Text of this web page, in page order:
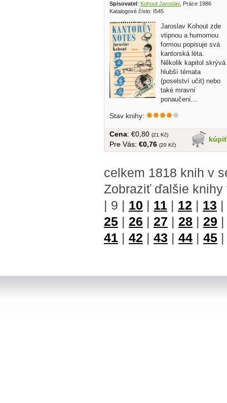
Spisovatel : Kohout Jaroslav, Práce 1986
Katalogové číslo: I545
Jaroslav Kohout zde
vtipnou a humornou
formou popisuje svá
kantorská léta.
Několik kapitol skrývá
hlubší témata
(poselství učit) nebo
také mravní
ponaučení...
Stav knihy:
kúpiť
Cena: €0,80 (21 Kč)
Pre Vás: €0,76 (20 Kč)
celkem 1818 knih v
Zobraziť ďalšie
| 9 | 10 | 11 | 12 | 13 |
25 | 26 | 27 | 28 | 29
41 | 42 | 43 | 44 | 45